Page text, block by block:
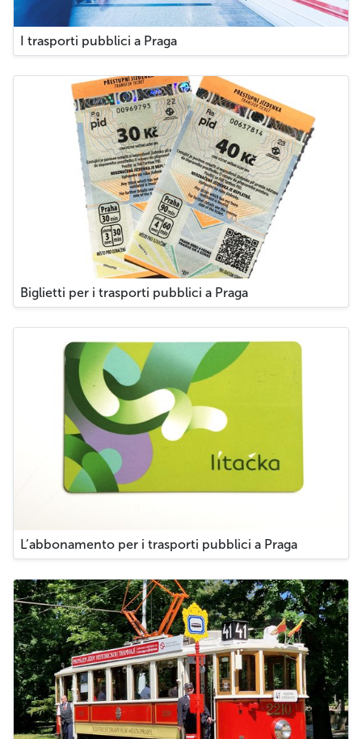
I trasporti pubblici a Praga
Biglietti per i trasporti pubblici a Praga
L’abbonamento per i trasporti pubblici a Praga